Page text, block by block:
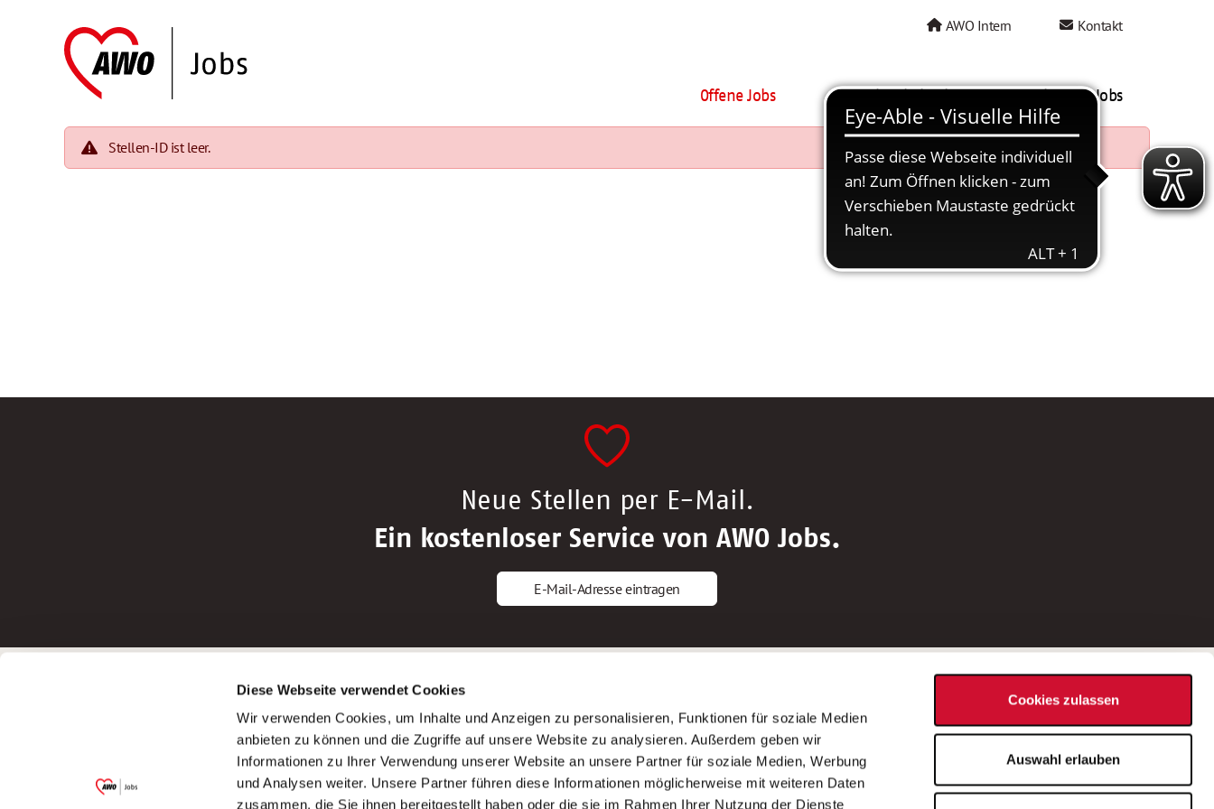
Diese Webseite verwendet Cookies
Wir verwenden Cookies, um Inhalte und Anzeigen zu personalisieren, Funktionen für soziale Medien
anbieten zu können und die Zugriffe auf unsere Website zu analysieren. Außerdem geben wir
Informationen zu Ihrer Verwendung unserer Website an unsere Partner für soziale Medien, Werbung
und Analysen weiter. Unsere Partner führen diese Informationen möglicherweise mit weiteren Daten
zusammen, die Sie ihnen bereitgestellt haben oder die sie im Rahmen Ihrer Nutzung der Dienste
Cookies zulassen
Auswahl erlauben
AWO Intern Kontakt
Offene Jobs AWO als Arbeitgeber Mein AWO Jobs
Stellen-ID ist leer.
Neue Stellen per E-Mail.
Ein kostenloser Service von AWO Jobs.
E-Mail-Adresse eintragen
Garitz Bewirtschaftungsbetriebe GmbH
(Ein Tochterunternehmen des AWO
Bezirksverbandes Unterfranken e.V.)
Bewerbungstipps
Bewerbung als Altenpfleger*in
Bewerbung als Krankenpfleger*in
Bewerbung als Altenpflegehelfer*in
Bewerbung als Erzieher*in
AWO Gliederungen nach Bundesland
Stellenangebote nach Bundesländern
Sitemap
Impressum
Datenschutz
Bei Fragen zu einer Stellenausschreibung
wenden Sie sich bitte an die*den in der
Stellenausschreibung genannte*n